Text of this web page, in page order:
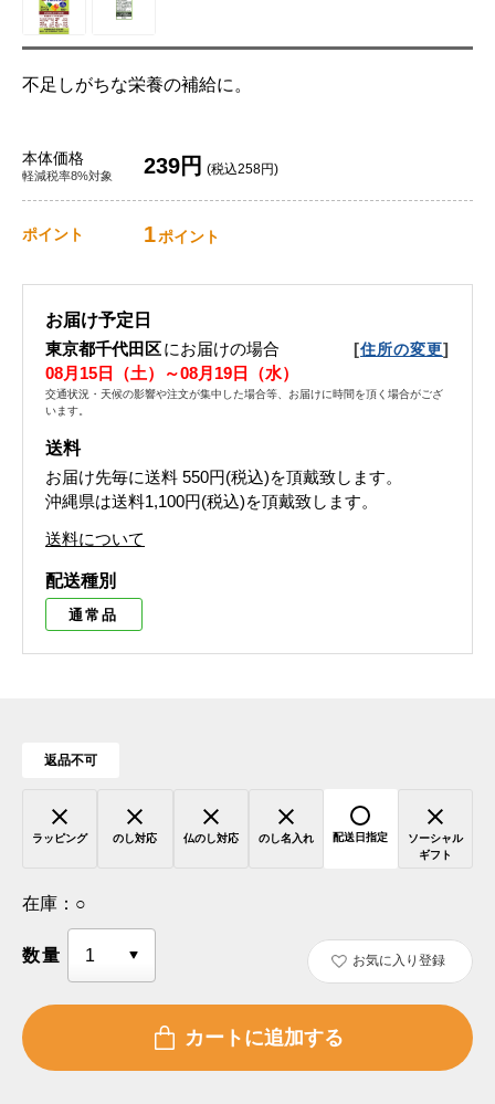
不足しがちな栄養の補給に。
本体価格
軽減税率8%対象 239円 (税込258円)
ポイント 1ポイント
お届け予定日
東京都千代田区にお届けの場合 [住所の変更]
08月15日（土）～08月19日（水）
交通状況・天候の影響や注文が集中した場合等、お届けに時間を頂く場合がござ
います。
送料
お届け先毎に送料 550円(税込)を頂戴致します。
沖縄県は送料1,100円(税込)を頂戴致します。
送料について
配送種別
通常品
返品不可
ラッピング のし対応 仏のし対応 のし名入れ 配送日指定
ソーシャル
ギフト
在庫： ○
数量 お気に入り登録